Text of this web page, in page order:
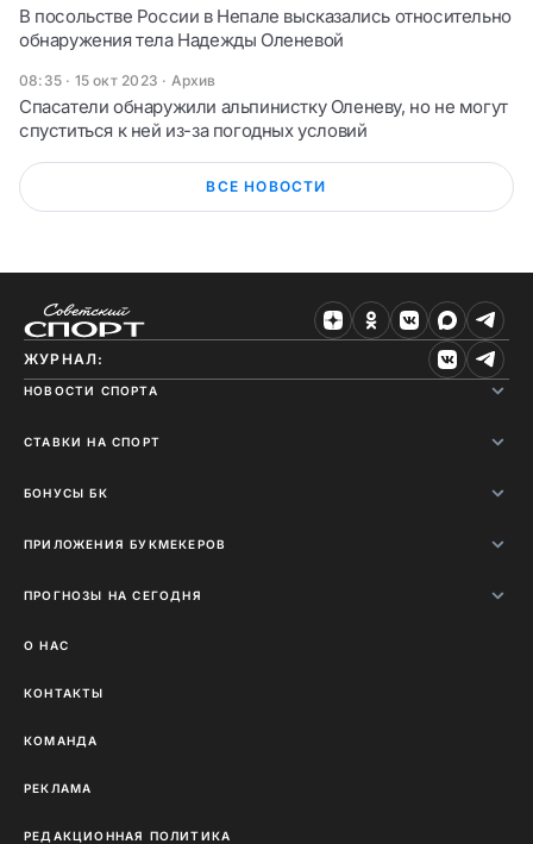
В посольстве России в Непале высказались относительно
обнаружения тела Надежды Оленевой
08:35 · 15 окт 2023 · Архив
Спасатели обнаружили альпинистку Оленеву, но не могут
спуститься к ней из-за погодных условий
ВСЕ НОВОСТИ
ЖУРНАЛ:
НОВОСТИ СПОРТА
СТАВКИ НА СПОРТ
БОНУСЫ БК
ПРИЛОЖЕНИЯ БУКМЕКЕРОВ
ПРОГНОЗЫ НА СЕГОДНЯ
О НАС
КОНТАКТЫ
КОМАНДА
РЕКЛАМА
РЕДАКЦИОННАЯ ПОЛИТИКА